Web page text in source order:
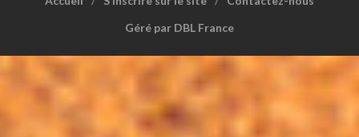
Géré par DBL France